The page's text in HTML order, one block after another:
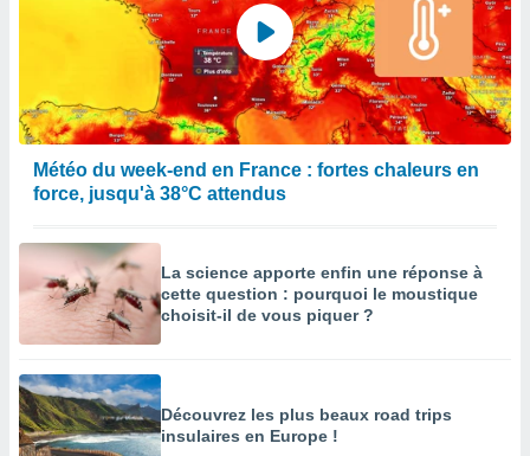
Météo du week-end en France : fortes chaleurs en
force, jusqu'à 38°C attendus
La science apporte enfin une réponse à
cette question : pourquoi le moustique
choisit-il de vous piquer ?
Découvrez les plus beaux road trips
insulaires en Europe !